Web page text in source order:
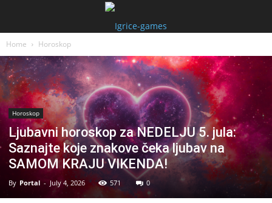
Home Horoskop
Horoskop
Ljubavni horoskop za NEDELJU 5. jula:
Saznajte koje znakove čeka ljubav na
SAMOM KRAJU VIKENDA!
By Portal - July 4, 2026 571 0